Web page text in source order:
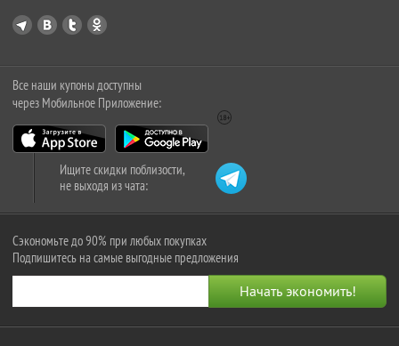
Все наши купоны доступны
через Мобильное Приложение:
Ищите скидки поблизости,
не выходя из чата:
Сэкономьте до 90% при любых покупках
Подпишитесь на самые выгодные предложения